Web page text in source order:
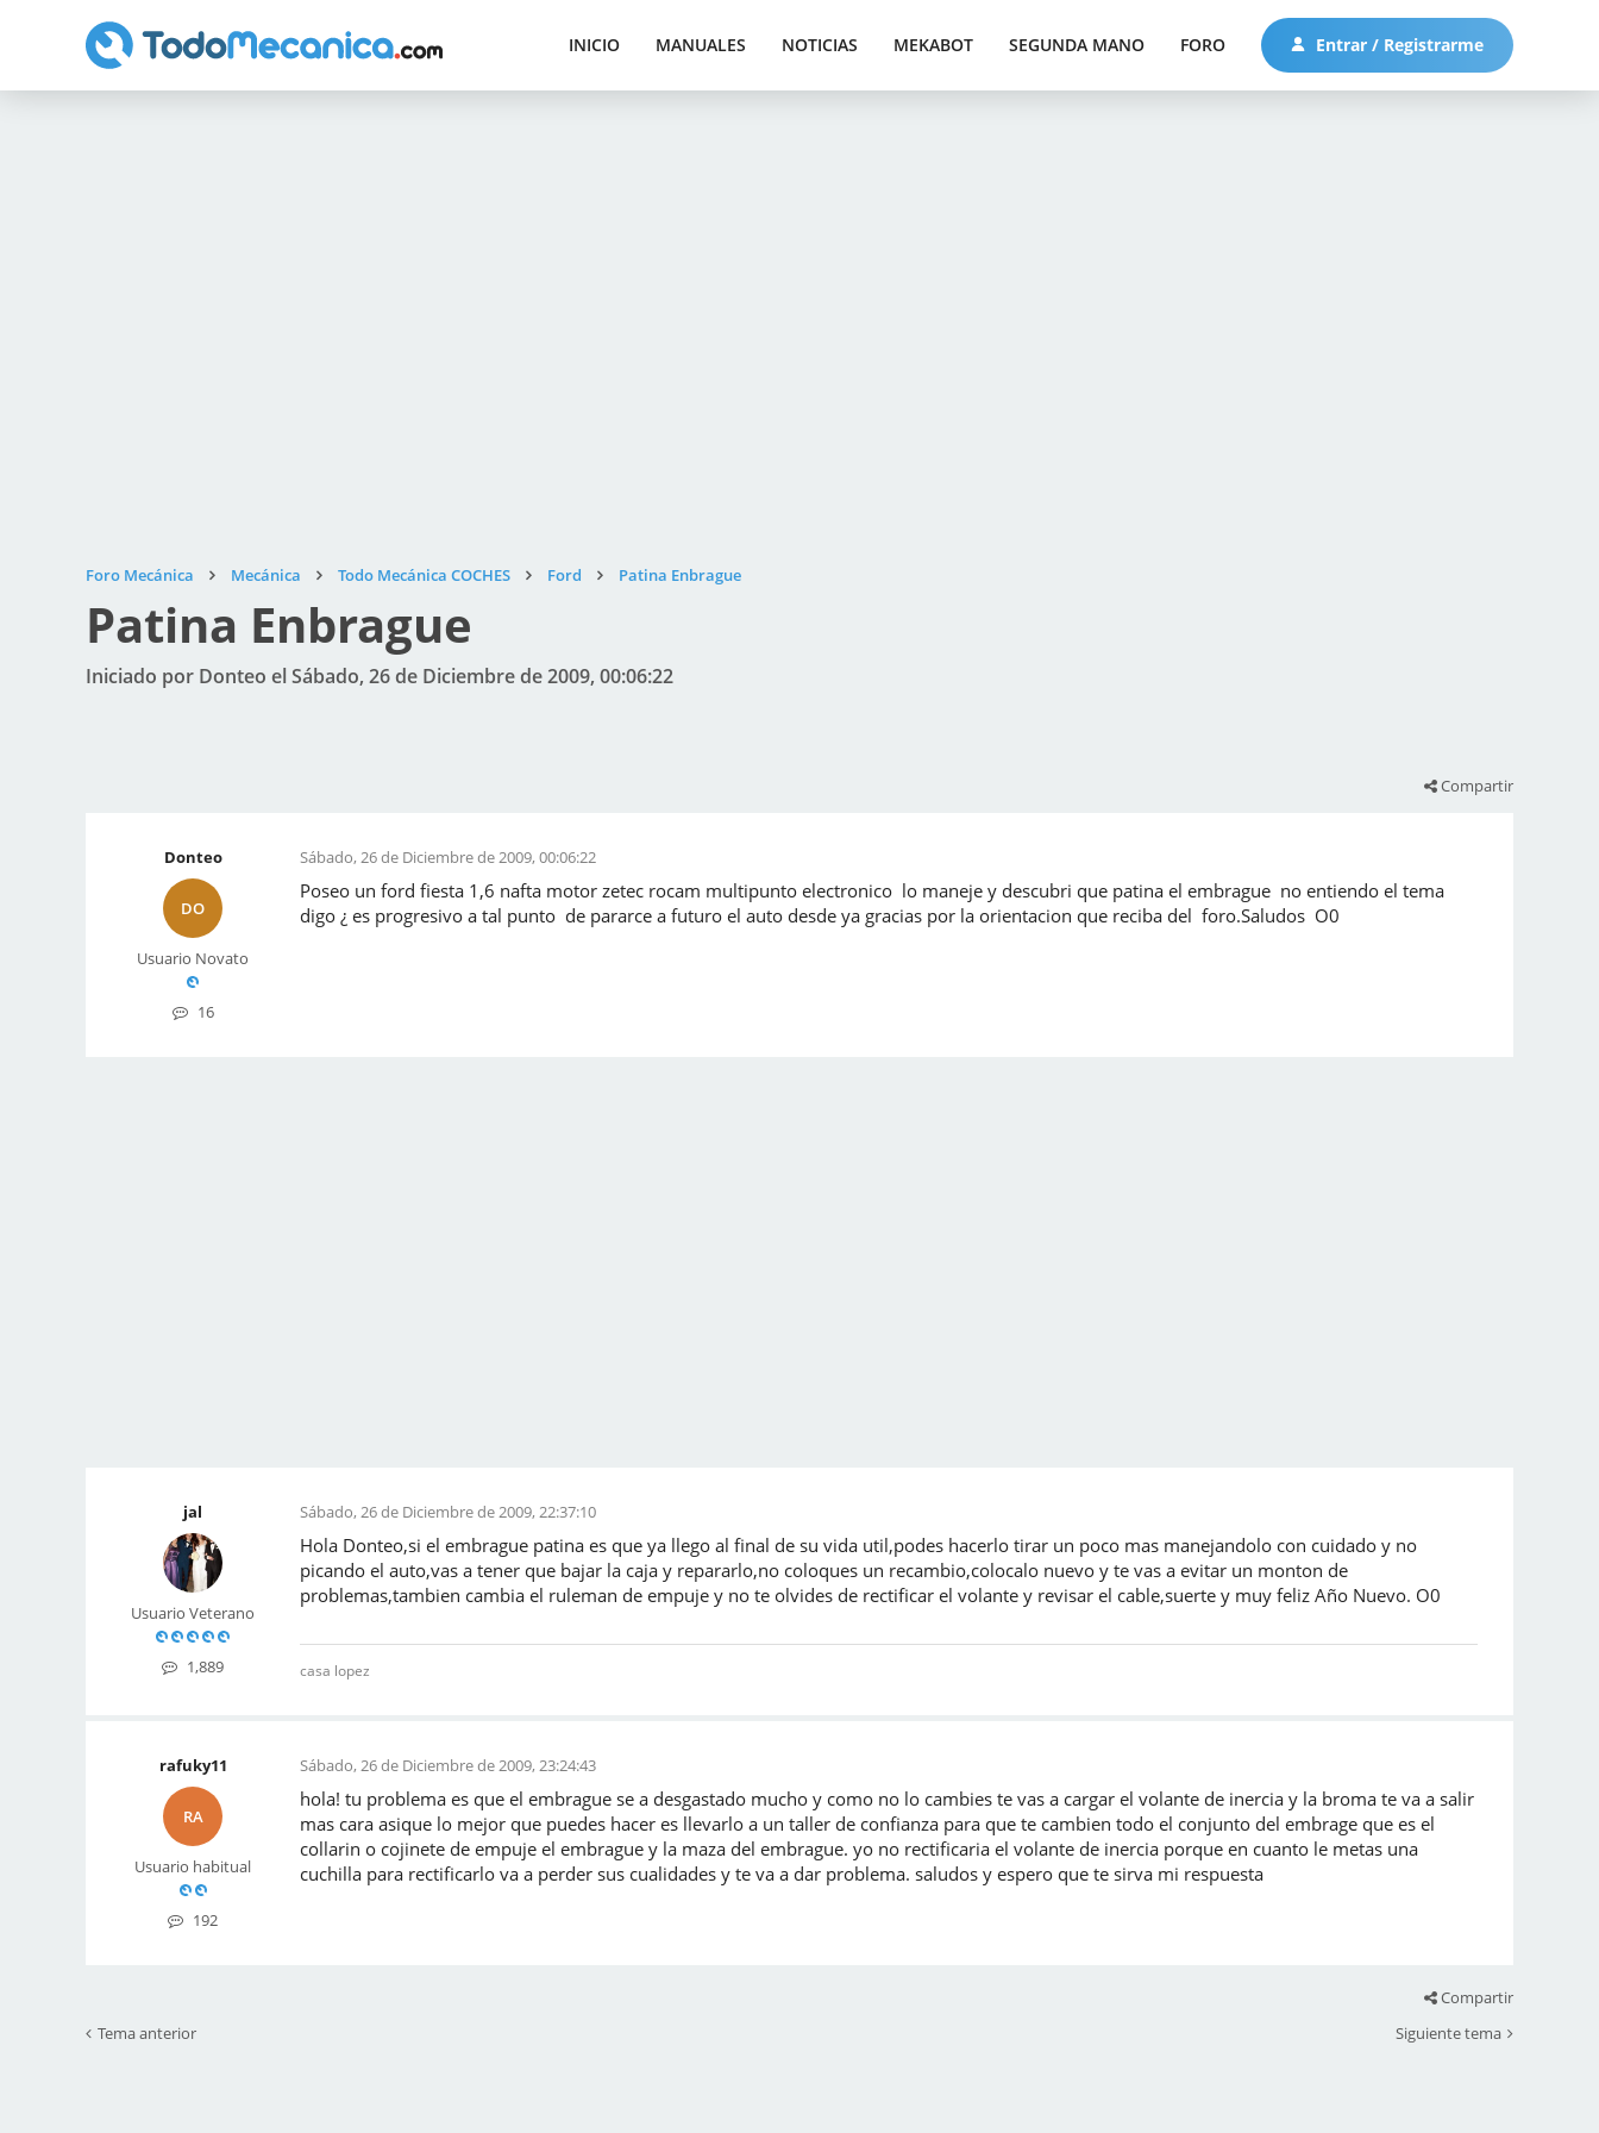
INICIO MANUALES NOTICIAS MEKABOT SEGUNDA MANO FORO Entrar / Registrarme
Foro Mecánica Mecánica Todo Mecánica COCHES Ford Patina Enbrague
Patina Enbrague
Iniciado por Donteo el Sábado, 26 de Diciembre de 2009, 00:06:22
Compartir
Donteo
DO
Usuario Novato
16
Sábado, 26 de Diciembre de 2009, 00:06:22
Poseo un ford fiesta 1,6 nafta motor zetec rocam multipunto electronico lo maneje y descubri que patina el embrague no entiendo el tema
digo ¿ es progresivo a tal punto de pararce a futuro el auto desde ya gracias por la orientacion que reciba del foro.Saludos O0
jal
Usuario Veterano
1,889
Sábado, 26 de Diciembre de 2009, 22:37:10
Hola Donteo,si el embrague patina es que ya llego al final de su vida util,podes hacerlo tirar un poco mas manejandolo con cuidado y no
picando el auto,vas a tener que bajar la caja y repararlo,no coloques un recambio,colocalo nuevo y te vas a evitar un monton de
problemas,tambien cambia el ruleman de empuje y no te olvides de rectificar el volante y revisar el cable,suerte y muy feliz Año Nuevo. O0
casa lopez
rafuky11
RA
Usuario habitual
192
Sábado, 26 de Diciembre de 2009, 23:24:43
hola! tu problema es que el embrague se a desgastado mucho y como no lo cambies te vas a cargar el volante de inercia y la broma te va a salir
mas cara asique lo mejor que puedes hacer es llevarlo a un taller de confianza para que te cambien todo el conjunto del embrage que es el
collarin o cojinete de empuje el embrague y la maza del embrague. yo no rectificaria el volante de inercia porque en cuanto le metas una
cuchilla para rectificarlo va a perder sus cualidades y te va a dar problema. saludos y espero que te sirva mi respuesta
Compartir
Tema anterior
Siguiente tema